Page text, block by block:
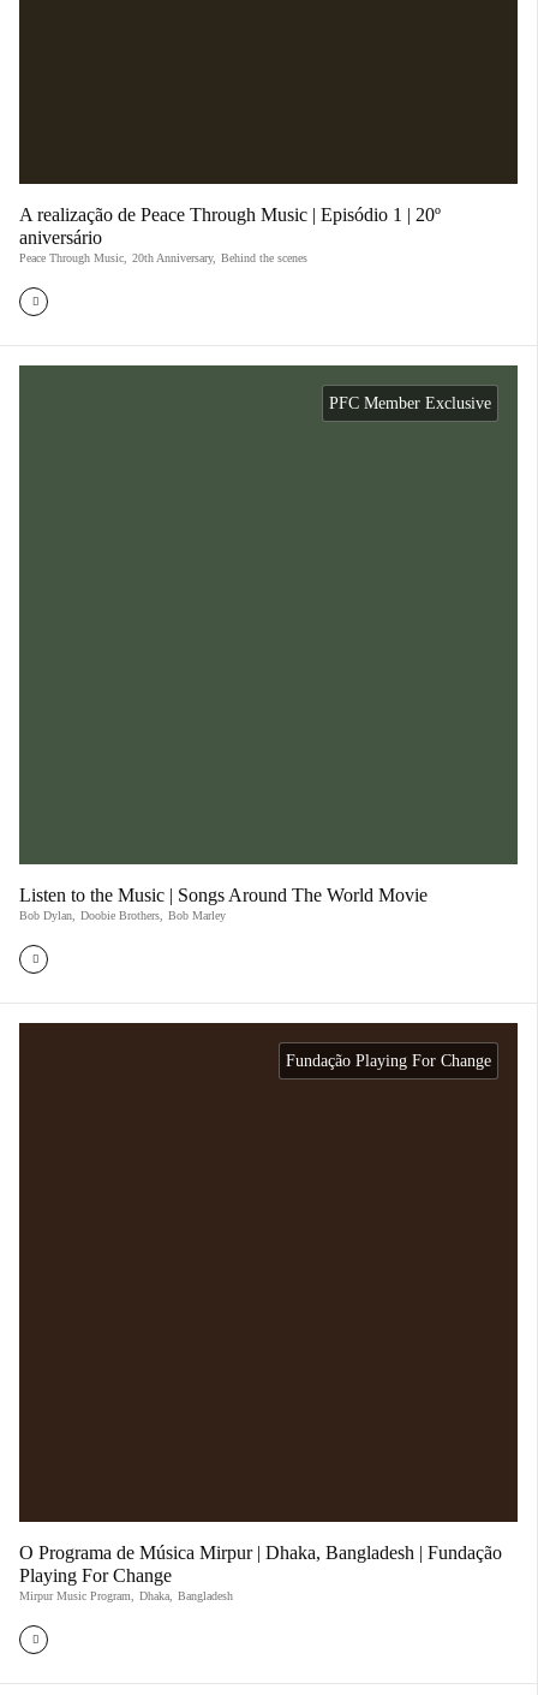
A realização de Peace Through Music | Episódio 1 | 20º
aniversário
Peace Through Music 20th Anniversary, Behind the scenes
PFC Member Exclusive
Listen to the Music | Songs Around The World Movie
Bob Dylan Doobie Brothers Bob Marley
Fundação Playing For Change
O Programa de Música Mirpur | Dhaka, Bangladesh | Fundação
Playing For Change
Mirpur Music Program Dhaka Bangladesh